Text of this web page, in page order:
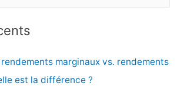
marginaux vs. rendements
est la différence ?